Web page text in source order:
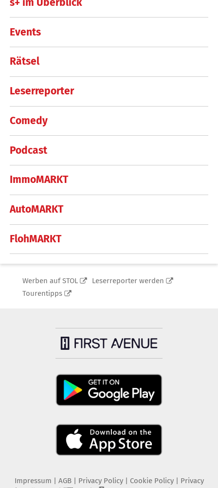
Events
Rätsel
Leserreporter
Comedy
Podcast
ImmoMARKT
AutoMARKT
FlohMARKT
Werben auf STOL
Leserreporter werden
Tourentipps
Impressum AGB Privacy Policy| Cookie Policy| Privacy